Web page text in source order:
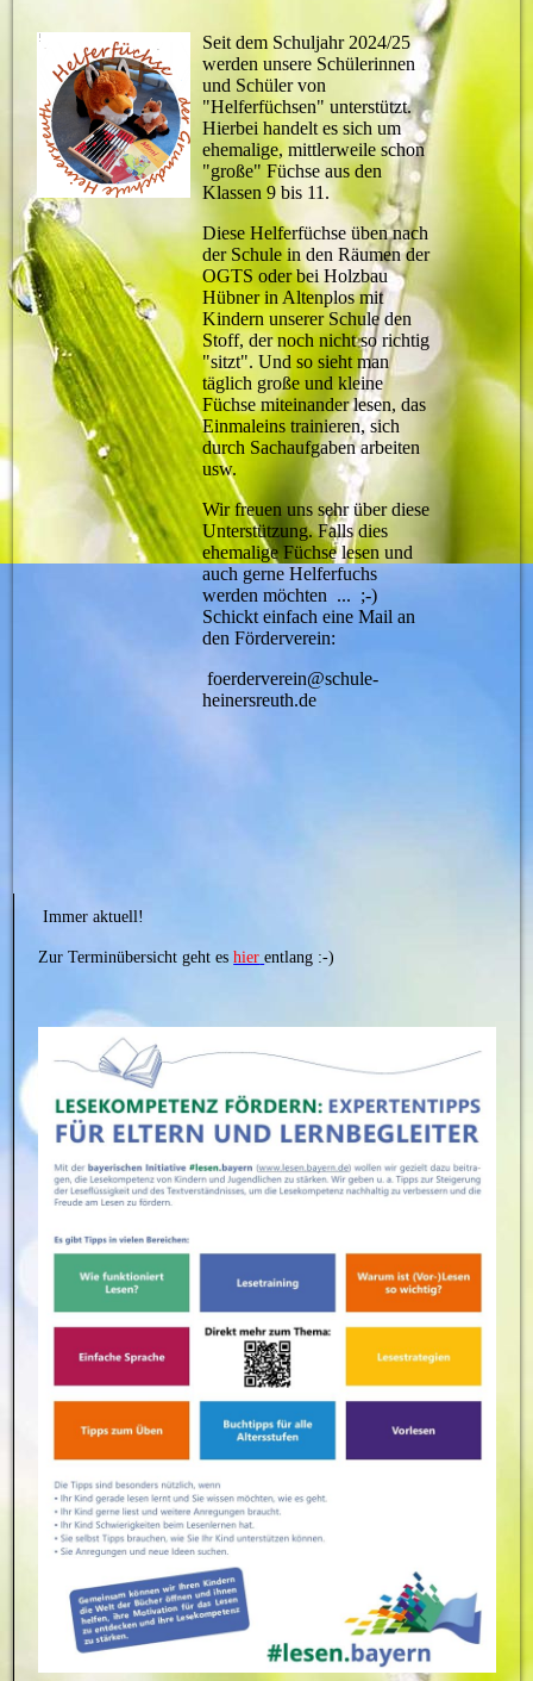
Seit dem Schuljahr 2024/25
werden unsere Schülerinnen
und Schüler von
"Helferfüchsen" unterstützt.
Hierbei handelt es sich um
ehemalige, mittlerweile schon
"große" Füchse aus den
Klassen 9 bis 11.
Diese Helferfüchse üben nach
der Schule in den Räumen der
OGTS oder bei Holzbau
Hübner in Altenplos mit
Kindern unserer Schule den
Stoff, der noch nicht so richtig
"sitzt". Und so sieht man
täglich große und kleine
Füchse miteinander lesen, das
Einmaleins trainieren, sich
durch Sachaufgaben arbeiten
usw.
Wir freuen uns sehr über diese
Unterstützung. Falls dies
ehemalige Füchse lesen und
auch gerne Helferfuchs
werden möchten ... ;-)
Schickt einfach eine Mail an
den Förderverein:
foerderverein@schule-
heinersreuth.de
Immer aktuell!
Zur Terminübersicht geht eshier entlang :-)